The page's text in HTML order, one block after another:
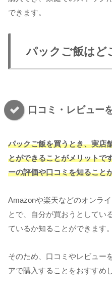
できます。
パックご飯はど
口コミ・レビュー
パックご飯を買うとき、実店
とができることがメリットで
ーの評価や口コミを知ること
Amazonや楽天などのオンラ
とで、自分が買おうとしてい
ているか知ることができます。
そのため、口コミやレビュー
アで購入することをおすすめ